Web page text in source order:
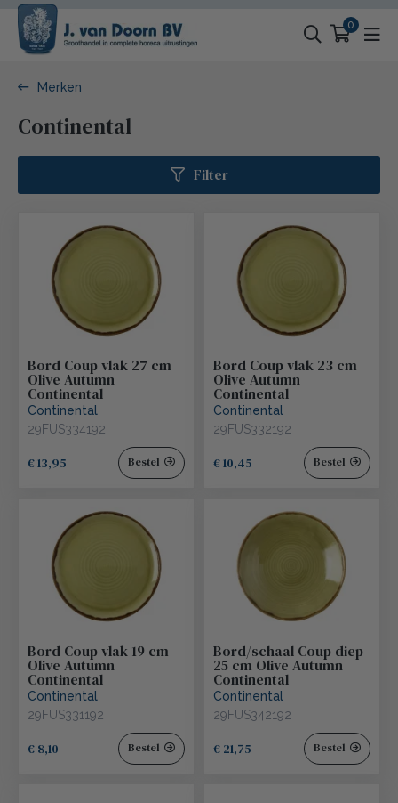
0
Merken
Continental
Filter
Bord Coup vlak 27 cm
Olive Autumn
Continental
Continental
29FUS334192
€ 13,95 Bestel
Bord Coup vlak 23 cm
Olive Autumn
Continental
Continental
29FUS332192
€ 10,45 Bestel
Bord Coup vlak 19 cm
Olive Autumn
Continental
Continental
29FUS331192
€ 8,10 Bestel
Bord/schaal Coup diep
25 cm Olive Autumn
Continental
Continental
29FUS342192
€ 21,75 Bestel